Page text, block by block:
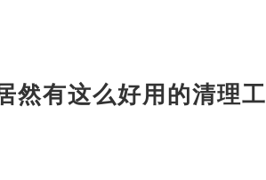
然有这么好用的清理工